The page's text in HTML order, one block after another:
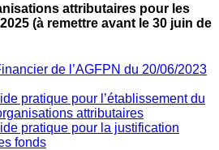
attributaires pour les
(à remettre avant le 30 juin de
de l’AGFPN du 20/06/2023
pratique pour l’établissement du
attributaires
pratique pour la justification
fonds